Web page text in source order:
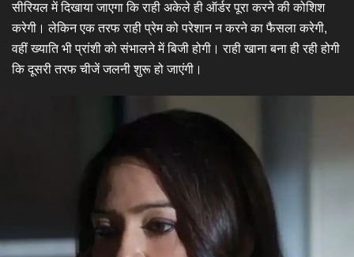
सीरियल में दिखाया जाएगा कि राही अकेले ही ऑर्डर पूरा करने की कोशिश
करेगी। लेकिन एक तरफ राही प्रेम को परेशान न करने का फैसला करेगी,
वहीं ख्याति भी प्रांशी को संभालने में बिजी होगी। राही खाना बना ही रही होगी
कि दूसरी तरफ चीजें जलनी शुरू हो जाएंगी।​